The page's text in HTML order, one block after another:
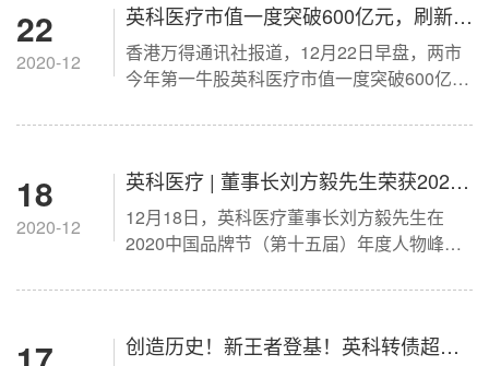
22
2020-12
英科医疗市值一度突破600亿元，刷新历
史新高
香港万得通讯社报道，12月22日早盘，两市
今年第一牛股英科医疗市值一度突破600亿
18
2020-12
英科医疗 | 董事长刘方毅先生荣获2020
中国十大品牌年度人物奖
12月18日，英科医疗董事长刘方毅先生在
2020中国品牌节（第十五届）年度人物峰会
创造历史！新王者登基！英科转债超越